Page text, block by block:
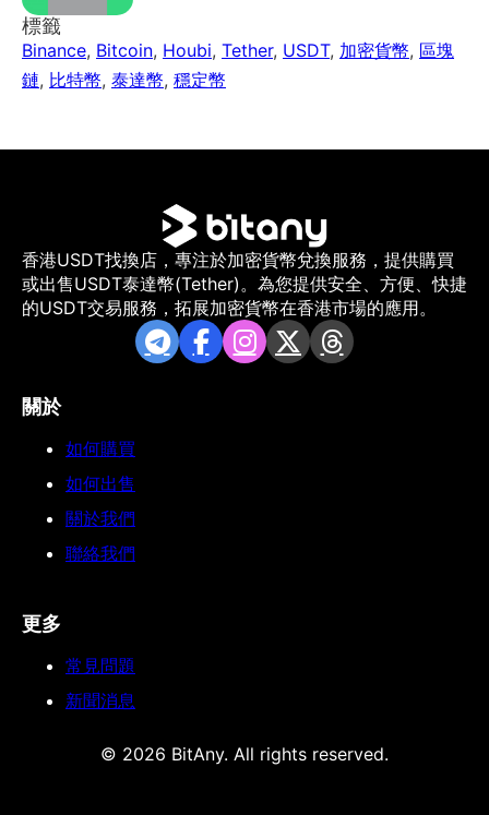
標籤
Binance, Bitcoin, Houbi, Tether, USDT, 加密貨幣, 區塊
鏈, 比特幣, 泰達幣, 穩定幣
香港USDT找換店，專注於加密貨幣兌換服務，提供購買
或出售USDT泰達幣(Tether)。為您提供安全、方便、快捷
的USDT交易服務，拓展加密貨幣在香港市場的應用。
關於
如何購買
如何出售
關於我們
聯絡我們
更多
常見問題
新聞消息
© 2026 BitAny. All rights reserved.